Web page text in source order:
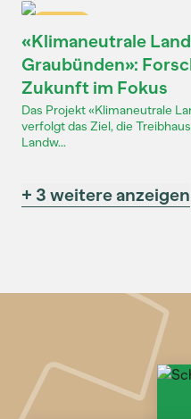
«Klimaneutrale
Graubünden»:
Zukunft im Fokus
Das Projekt «Klimaneutrale
verfolgt das Ziel, die
Landw...
+ 3 weitere anzeigen